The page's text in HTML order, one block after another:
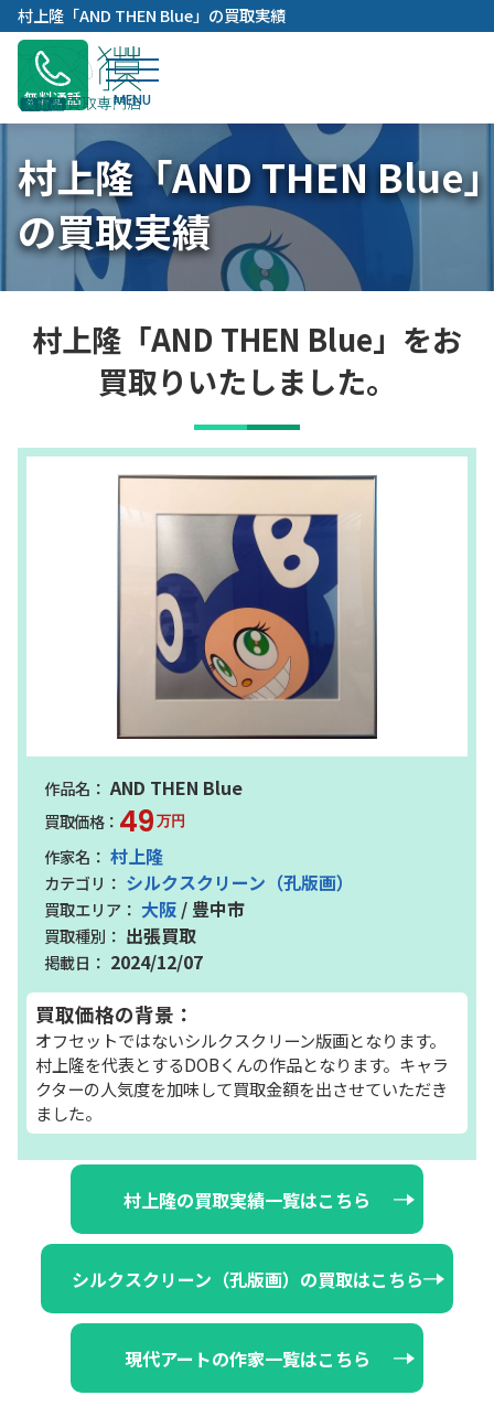
内
容
キ
プ
村上隆「AND THEN Blue」の買取実績
無料通話
村上隆「AND THEN Blue
の買取実績
村上隆「AND THEN Blue」をお
買取りいたしました。
AND THEN Blue
49万円
村上隆
シルクスクリーン（孔版画）
大阪 / 豊中市
出張買取
2024/12/07
買取価格の背景：
オフセットではないシルクスクリーン版画となります。
村上隆を代表とするDOBくんの作品となります。キャラ
クターの人気度を加味して買取金額を出させていただき
ました。
村上隆の買取実績一覧はこちら
シルクスクリーン（孔版画）の買取はこちら
現代アートの作家一覧はこちら